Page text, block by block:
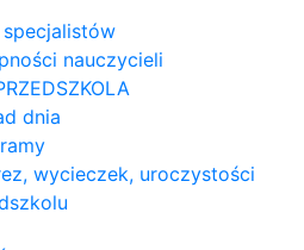
nauczycieli
dnia
wycieczek, uroczystości